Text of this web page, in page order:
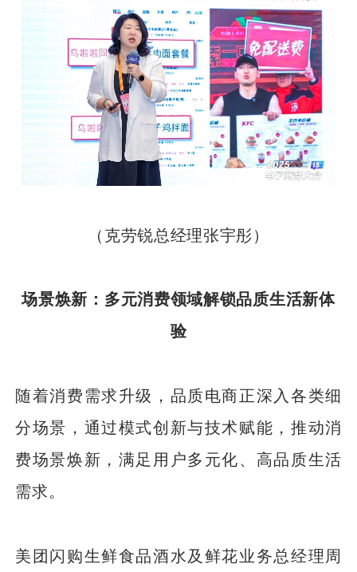
（克劳锐总经理张宇彤）
场景焕新：多元消费领域解锁品质生活新体
验
随着消费需求升级，品质电商正深入各类细
分场景，通过模式创新与技术赋能，推动消
费场景焕新，满足用户多元化、高品质生活
需求。
美团闪购生鲜食品酒水及鲜花业务总经理周